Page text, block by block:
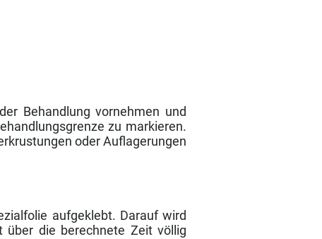
Behandlung vornehmen und
zu markieren.
oder Auflagerungen
aufgeklebt. Darauf wird
über die berechnete Zeit völlig